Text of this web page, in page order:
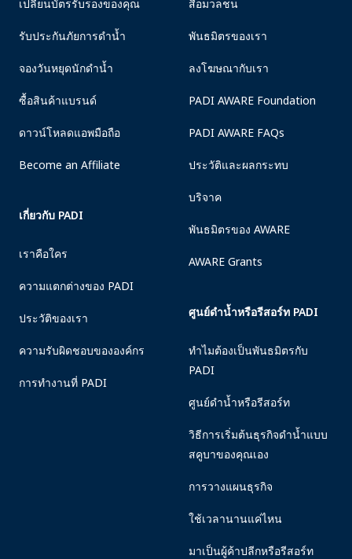
เปลี่ยนบัตรรับรองของคุณ
รับประกันภัยการดำน้ำ
จองวันหยุดนักดำน้ำ
ซื้อสินค้าแบรนด์
ดาวน์โหลดแอพมือถือ
Become an Affiliate
เกี่ยวกับ PADI
เราคือใคร
ความแตกต่างของ PADI
ประวัติของเรา
ความรับผิดชอบขององค์กร
การทำงานที่ PADI
สื่อมวลชน
พันธมิตรของเรา
ลงโฆษณากับเรา
PADI AWARE Foundation
PADI AWARE FAQs
ประวัติและผลกระทบ
บริจาค
พันธมิตรของ AWARE
AWARE Grants
ศูนย์ดำน้ำหรือรีสอร์ท PADI
ทำไมต้องเป็นพันธมิตรกับ
PADI
ศูนย์ดำน้ำหรือรีสอร์ท
วิธีการเริ่มต้นธุรกิจดำน้ำแบบ
สคูบาของคุณเอง
การวางแผนธุรกิจ
ใช้เวลานานแค่ไหน
มาเป็นผู้ค้าปลีกหรือรีสอร์ท